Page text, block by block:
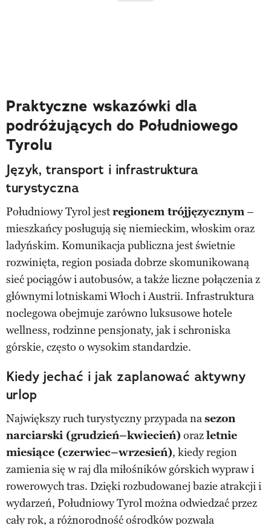
Praktyczne wskazówki dla
podróżujących do Południowego
Tyrolu
Język, transport i infrastruktura
turystyczna
Południowy Tyrol jestregionem trójjęzycznym–
mieszkańcy posługują się niemieckim, włoskim oraz
ladyńskim. Komunikacja publiczna jest świetnie
rozwinięta, region posiada dobrze skomunikowaną
sieć pociągów i autobusów, a także liczne połączenia z
głównymi lotniskami Włoch i Austrii. Infrastruktura
noclegowa obejmuje zarówno luksusowe hotele
wellness, rodzinne pensjonaty, jak i schroniska
górskie, często o wysokim standardzie.
Kiedy jechać i jak zaplanować aktywny
urlop
Największy ruch turystyczny przypada nasezon
narciarski (grudzień–kwiecień) orazletnie
miesiące (czerwiec–wrzesień), kiedy region
zamienia się w raj dla miłośników górskich wypraw i
rowerowych tras. Dzięki rozbudowanej bazie atrakcji i
wydarzeń, Południowy Tyrol można odwiedzać przez
cały rok, a różnorodność ośrodków pozwala